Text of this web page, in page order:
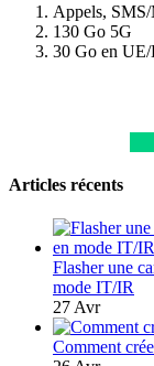
Appels,
130 Go 5G
30 Go en
Articles récents
Flasher une
mode IT/IR
27 Avr
Comment